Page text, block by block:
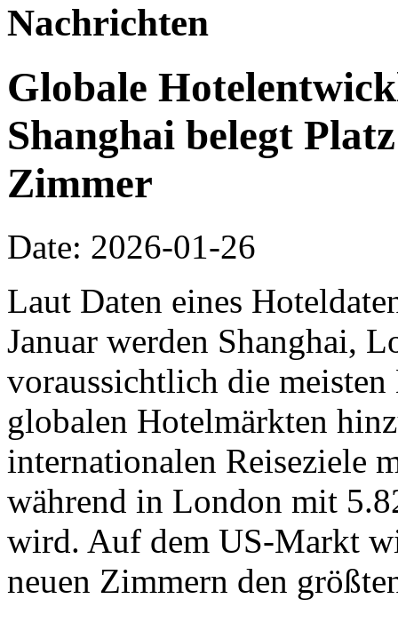
Nachrichten
Globale
Shanghai belegt
Zimmer
Date: 2026-01-26
Laut Daten eines
Januar werden Shanghai,
voraussichtlich die
globalen Hotelmärkten
internationalen Reiseziele
während in London mit
wird. Auf dem US-Markt
neuen Zimmern den